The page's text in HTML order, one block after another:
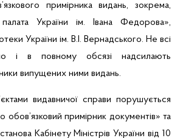
примірника видань, зокрема,
України ім. Івана Федорова»,
України ім. В.І. Вернадського. Не всі
і в повному обсязі надсилають
випущених ними видань.
видавничої справи порушується
обов’язковий примірник документів» та
Кабінету Міністрів України від 10